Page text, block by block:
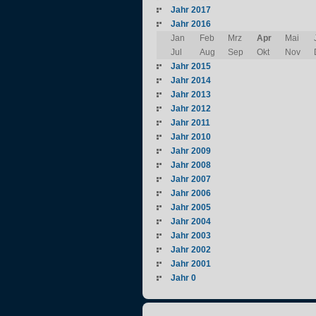
Jahr 2017
Jahr 2016
Jan
Feb Mrz Apr Mai
Jul
Aug Sep Okt Nov
Jahr 2015
Jahr 2014
Jahr 2013
Jahr 2012
Jahr 2011
Jahr 2010
Jahr 2009
Jahr 2008
Jahr 2007
Jahr 2006
Jahr 2005
Jahr 2004
Jahr 2003
Jahr 2002
Jahr 2001
Jahr 0